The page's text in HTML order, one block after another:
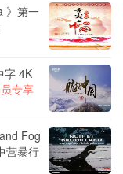
》第一
字 4K
专享
Fog
营暴行